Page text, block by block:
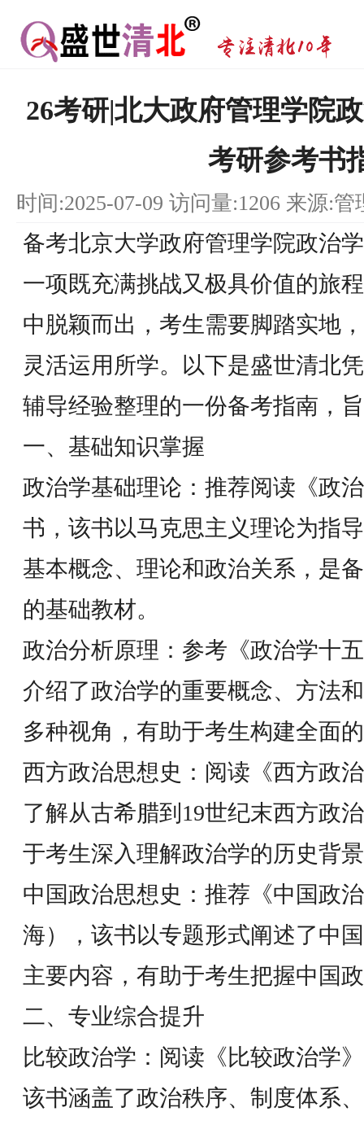
26考研|北大政府管理学院
考研参考书
时间:2025-07-09 访问量:1206 来源:管
备考北京大学政府管理学院政治
一项既充满挑战又极具价值的旅
中脱颖而出，考生需要脚踏实地
灵活运用所学。以下是盛世清北
辅导经验整理的一份备考指南，
一、基础知识掌握
政治学基础理论：推荐阅读《政
书，该书以马克思主义理论为指
基本概念、理论和政治关系，是
的基础教材。
政治分析原理：参考《政治学十
介绍了政治学的重要概念、方法
多种视角，有助于考生构建全面
西方政治思想史：阅读《西方政
了解从古希腊到19世纪末西方政
于考生深入理解政治学的历史背
中国政治思想史：推荐《中国政
海），该书以专题形式阐述了中
主要内容，有助于考生把握中国
二、专业综合提升
比较政治学：阅读《比较政治学
该书涵盖了政治秩序、制度体系